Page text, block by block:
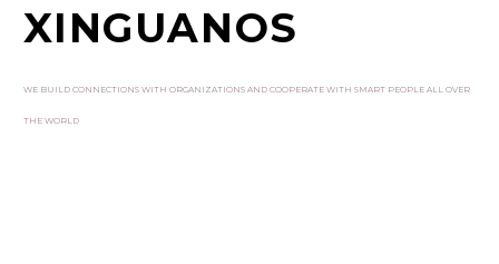
XINGUANOS
WE BUILD CONNECTIONS WITH ORGANIZATIONS AND COOPERATE WITH SMART PEOPLE ALL OVER
THE WORLD